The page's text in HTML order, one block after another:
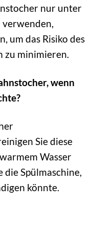
nur unter
verwenden,
um das Risiko des
zu minimieren.
wenn
Sie diese
Wasser
Spülmaschine,
könnte.